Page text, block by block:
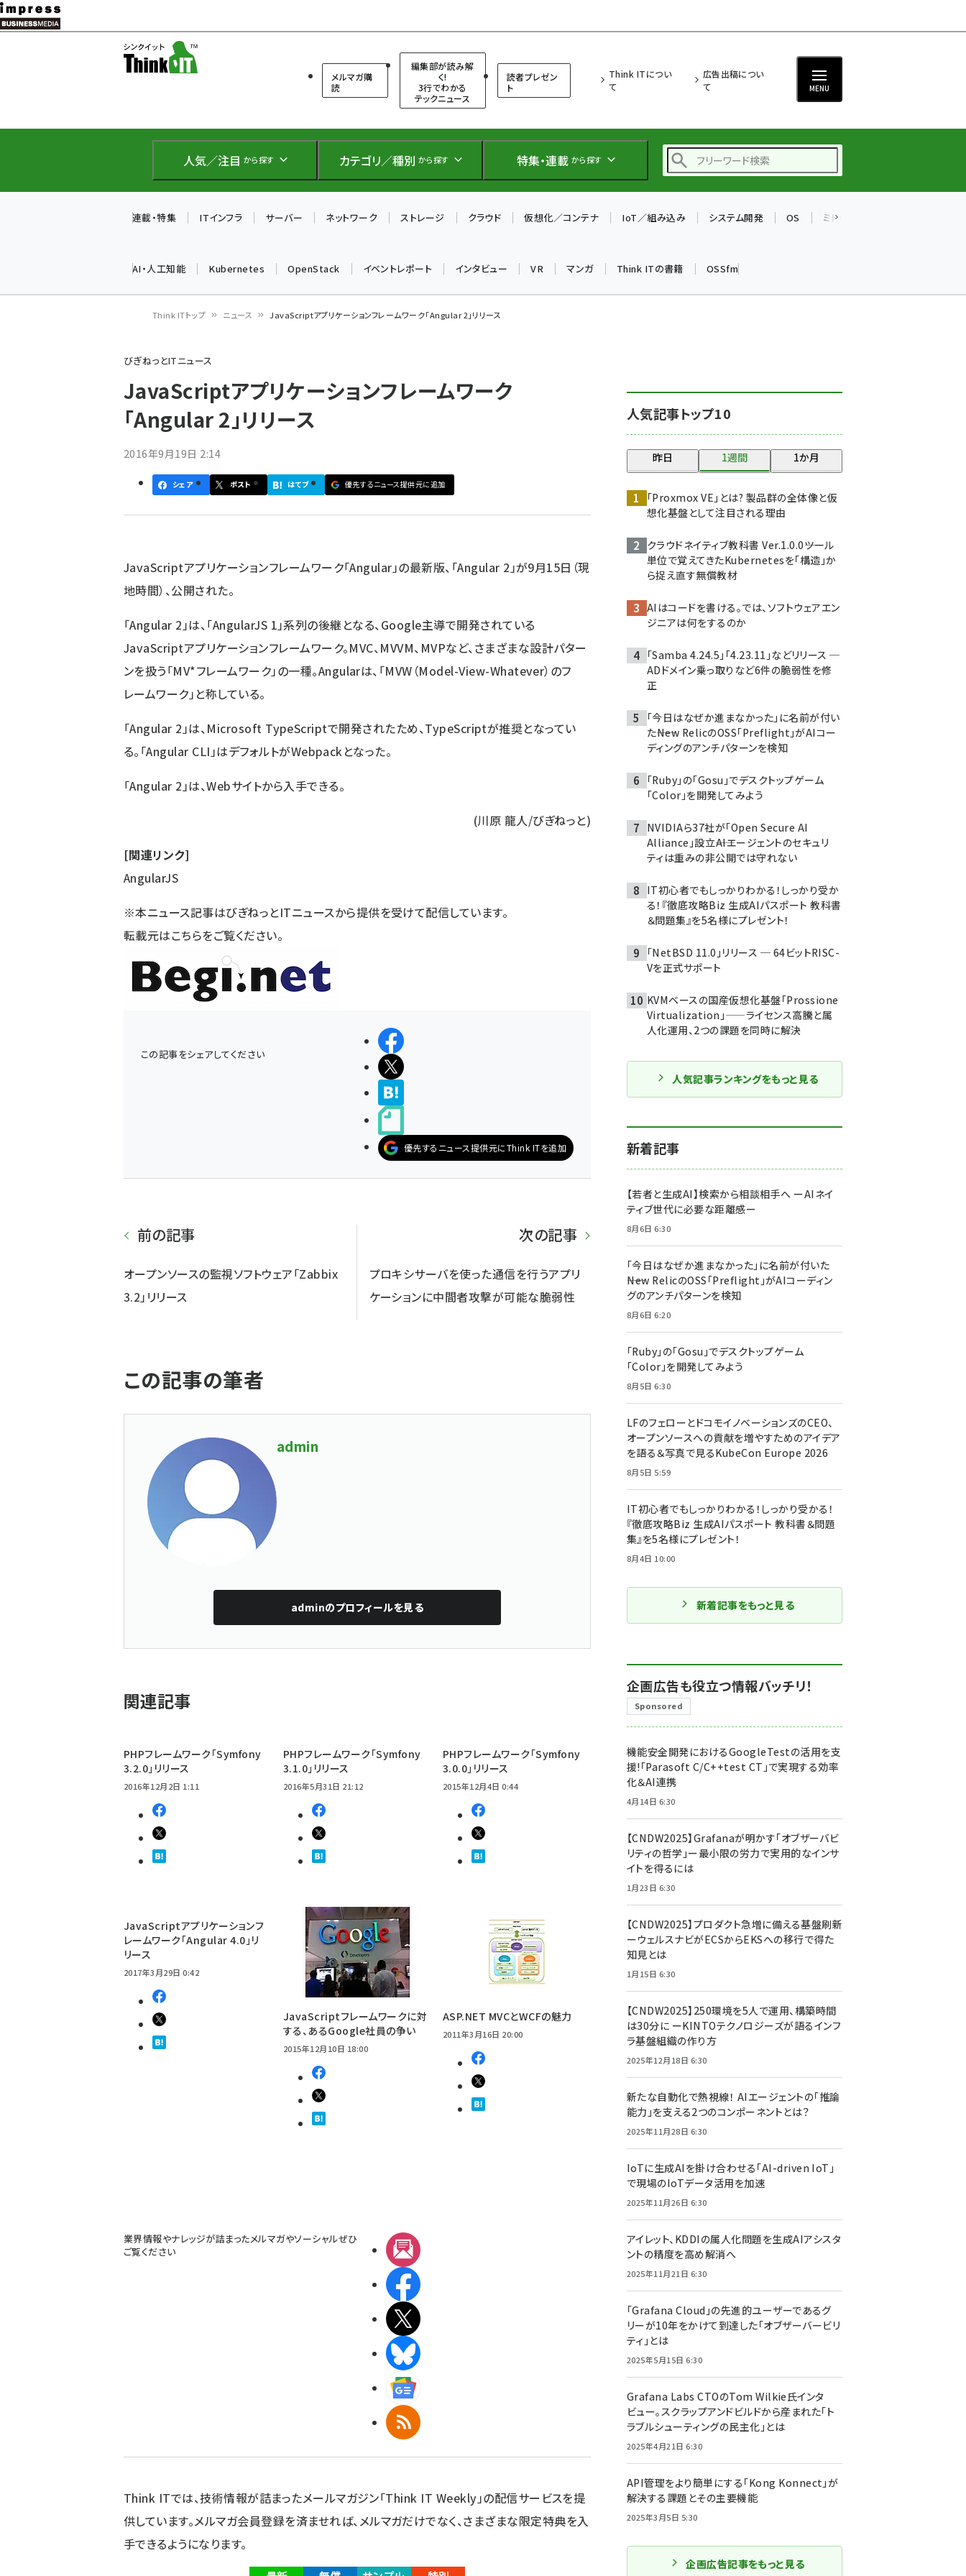
メ
イ
テ
に
メルマガ購
読
編集部が読み解
く!
3行でわかる
テックニュース
読者プレゼン
ト
Think ITについ
て
広告出稿につい
て
MENU
人気／注目 から探す カテゴリ／種別 から探す 特集・連載 から探す
仲間と築いた勝利の絆～
drupal (1940)
genai (1473)
ai crunch (1347)
連載・特集 ITインフラ サーバー ネットワーク ストレージ クラウド 仮想化／コンテナ IoT／組み込み システム開発 OS ミドルウェア
AI・人工知能 Kubernetes OpenStack イベントレポート インタビュー VR マンガ Think ITの書籍 OSSfm
ン
く
ず
Think ITトップ ニュース JavaScriptアプリケーションフレームワーク「Angular 2」リリース
びぎねっとITニュース
JavaScriptアプリケーションフレームワーク
「Angular 2」リリース
2016年9月19日 2:14
シェア ポスト はてブ 優先するニュース提供元に追加
JavaScriptアプリケーションフレームワーク「Angular」の最新版、「Angular 2」が9月15日（現
地時間）、公開された。
「Angular 2」は、「AngularJS 1」系列の後継となる、Google主導で開発されている
JavaScriptアプリケーションフレームワーク。MVC、MVVM、MVPなど、さまざまな設計パター
ンを扱う「MV*フレームワーク」の一種。Angularは、「MVW（Model-View-Whatever）のフ
レームワーク」と称している。
「Angular 2」は、Microsoft TypeScriptで開発されたため、TypeScriptが推奨となってい
る。「Angular CLI」はデフォルトがWebpackとなった。
「Angular 2」は、Webサイトから入手できる。
(川原 龍人/びぎねっと)
[関連リンク]
AngularJS
※本ニュース記事はびぎねっとITニュースから提供を受けて配信しています。
転載元はこちらをご覧ください。
この記事をシェアしてください
シェアする
ポストする
優先するニュース提供元にThink ITを追加
前の記事
オープンソースの監視ソフトウェア「Zabbix
3.2」リリース
次の記事
プロキシサーバを使った通信を行うアプリ
ケーションに中間者攻撃が可能な脆弱性
この記事の筆者
admin
adminのプロフィールを見る
関連記事
PHPフレームワーク「Symfony
3.2.0」リリース
2016年12月2日 1:11
PHPフレームワーク「Symfony
3.1.0」リリース
2016年5月31日 21:12
PHPフレームワーク「Symfony
3.0.0」リリース
2015年12月4日 0:44
JavaScriptアプリケーションフ
レームワーク「Angular 4.0」リ
リース
2017年3月29日 0:42
JavaScriptフレームワークに対
する、あるGoogle社員の争い
2015年12月10日 18:00
ASP.NET MVCとWCFの魅力
2011年3月16日 20:00
業界情報やナレッジが詰まったメルマガやソーシャルぜひ
ご覧ください
RSS
Think ITでは、技術情報が詰まったメールマガジン「Think IT Weekly」の配信サービスを提
供しています。メルマガ会員登録を済ませれば、メルマガだけでなく、さまざまな限定特典を入
手できるようになります。
人気記事トップ10
昨日 1週間 1か月
「Proxmox VE」とは? 製品群の全体像と仮
想化基盤として注目される理由
クラウドネイティブ教科書 Ver.1.0.0――ツール
単位で覚えてきたKubernetesを「構造」か
ら捉え直す無償教材
AIはコードを書ける。では、ソフトウェアエン
ジニアは何をするのか
「Samba 4.24.5」「4.23.11」などリリース ─
ADドメイン乗っ取りなど6件の脆弱性を修
正
「今日はなぜか進まなかった」に名前が付い
た――New RelicのOSS「Preflight」がAIコー
ディングのアンチパターンを検知
「Ruby」の「Gosu」でデスクトップゲーム
「Color」を開発してみよう
NVIDIAら37社が「Open Secure AI
Alliance」設立――AIエージェントのセキュリ
ティは重みの非公開では守れない
IT初心者でもしっかりわかる！しっかり受か
る！『徹底攻略Biz 生成AIパスポート 教科書
＆問題集』を5名様にプレゼント！
「NetBSD 11.0」リリース ─ 64ビットRISC-
Vを正式サポート
KVMベースの国産仮想化基盤「Prossione
Virtualization」——ライセンス高騰と属
人化運用、2つの課題を同時に解決
人気記事ランキングをもっと見る
新着記事
【若者と生成AI】検索から相談相手へ ーAIネイ
ティブ世代に必要な距離感ー
8月6日 6:30
「今日はなぜか進まなかった」に名前が付いた
――New RelicのOSS「Preflight」がAIコーディン
グのアンチパターンを検知
8月6日 6:20
「Ruby」の「Gosu」でデスクトップゲーム
「Color」を開発してみよう
8月5日 6:30
LFのフェローとドコモイノベーションズのCEO、
オープンソースへの貢献を増やすためのアイデア
を語る＆写真で見るKubeCon Europe 2026
8月5日 5:59
IT初心者でもしっかりわかる！しっかり受かる！
『徹底攻略Biz 生成AIパスポート 教科書＆問題
集』を5名様にプレゼント！
8月4日 10:00
新着記事をもっと見る
企画広告も役立つ情報バッチリ！
Sponsored
機能安全開発におけるGoogleTestの活用を支
援!「Parasoft C/C++test CT」で実現する効率
化＆AI連携
4月14日 6:30
【CNDW2025】Grafanaが明かす「オブザーバビ
リティの哲学」ー最小限の労力で実用的なインサ
イトを得るには
1月23日 6:30
【CNDW2025】プロダクト急増に備える基盤刷新
ーウェルスナビがECSからEKSへの移行で得た
知見とは
1月15日 6:30
【CNDW2025】250環境を5人で運用、構築時間
は30分に ーKINTOテクノロジーズが語るインフ
ラ基盤組織の作り方
2025年12月18日 6:30
新たな自動化で熱視線！ AIエージェントの「推論
能力」を支える2つのコンポーネントとは？
2025年11月28日 6:30
IoTに生成AIを掛け合わせる「AI-driven IoT」
で現場のIoTデータ活用を加速
2025年11月26日 6:30
アイレット、KDDIの属人化問題を生成AIアシスタ
ントの精度を高め解消へ
2025年11月21日 6:30
「Grafana Cloud」の先進的ユーザーであるグ
リーが10年をかけて到達した「オブザーバービリ
ティ」とは
2025年5月15日 6:30
Grafana Labs CTOのTom Wilkie氏インタ
ビュー。スクラップアンドビルドから産まれた「ト
ラブルシューティングの民主化」とは
2025年4月21日 6:30
API管理をより簡単にする「Kong Konnect」が
解決する課題とその主要機能
2025年3月5日 5:30
企画広告記事をもっと見る